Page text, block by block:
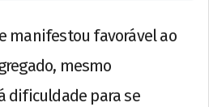
manifestou favorável ao
mesmo
dificuldade para se